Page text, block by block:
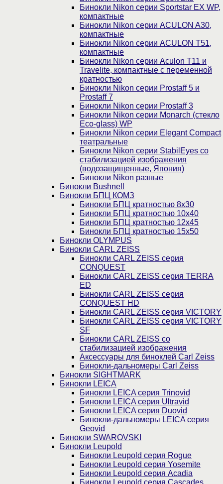
Бинокли Nikon серии Sportstar EX WP,
компактные
Бинокли Nikon серии ACULON A30,
компактные
Бинокли Nikon серии ACULON Т51,
компактные
Бинокли Nikon серии Aculon T11 и
Travelite, компактные с переменной
кратностью
Бинокли Nikon серии Prostaff 5 и
Prostaff 7
Бинокли Nikon серии Prostaff 3
Бинокли Nikon серии Monarch (стекло
Eco-glass) WP
Бинокли Nikon серии Elegant Compact
театральные
Бинокли Nikon серии StabilEyes со
стабилизацией изображения
(водозащищенные, Япония)
Бинокли Nikon разные
Бинокли Bushnell
Бинокли БПЦ КОМЗ
Бинокли БПЦ кратностью 8х30
Бинокли БПЦ кратностью 10х40
Бинокли БПЦ кратностью 12х45
Бинокли БПЦ кратностью 15х50
Бинокли OLYMPUS
Бинокли CARL ZEISS
Бинокли CARL ZEISS серия
CONQUEST
Бинокли CARL ZEISS серия TERRA
ED
Бинокли CARL ZEISS серия
CONQUEST HD
Бинокли CARL ZEISS серия VICTORY
Бинокли CARL ZEISS серия VICTORY
SF
Бинокли CARL ZEISS со
стабилизацией изображения
Аксессуары для биноклей Carl Zeiss
Бинокли-дальномеры Carl Zeiss
Бинокли SIGHTMARK
Бинокли LEICA
Бинокли LEICA серия Trinovid
Бинокли LEICA серия Ultravid
Бинокли LEICA серия Duovid
Бинокли-дальномеры LEICA серия
Geovid
Бинокли SWAROVSKI
Бинокли Leupold
Бинокли Leupold серия Rogue
Бинокли Leupold серия Yosemite
Бинокли Leupold серия Acadia